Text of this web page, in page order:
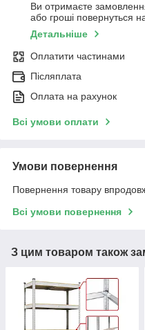
Ви отримаєте
або гроші повернуться
Детальніше
Оплатити частинами
Післяплата
Оплата на рахунок
Всі умови оплати
Умови повернення
Повернення товару
Всі умови повернення
З цим товаром також